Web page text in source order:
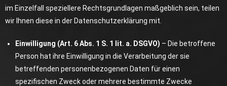
im Einzelfall speziellere Rechtsgrundlagen maßgeblich sein, teilen
wir Ihnen diese in der Datenschutzerklärung mit.
Einwilligung (Art. 6 Abs. 1 S. 1 lit. a. DSGVO) – Die betroffene
Person hat ihre Einwilligung in die Verarbeitung der sie
betreffenden personenbezogenen Daten für einen
spezifischen Zweck oder mehrere bestimmte Zwecke